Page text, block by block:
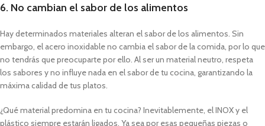
6. No cambian el sabor de los alimentos
Hay determinados materiales alteran el sabor de los alimentos. Sin
embargo, el acero inoxidable no cambia el sabor de la comida, por lo que
no tendrás que preocuparte por ello. Al ser un material neutro, respeta
los sabores y no influye nada en el sabor de tu cocina, garantizando la
máxima calidad de tus platos.
¿Qué material predomina en tu cocina? Inevitablemente, el INOX y el
plástico siempre estarán ligados. Ya sea por esas pequeñas piezas o